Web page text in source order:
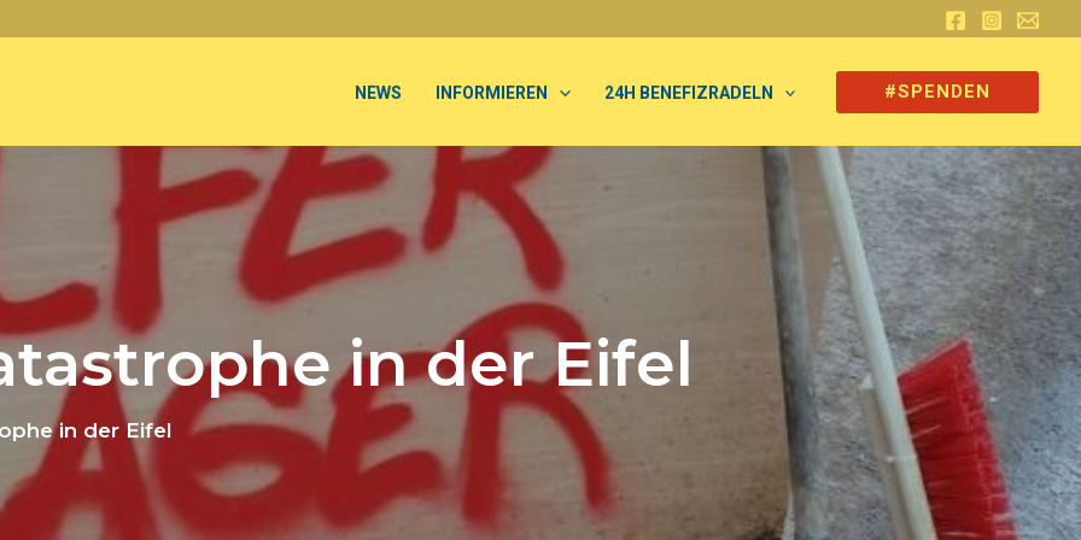
NEWS INFORMIEREN 24H BENEFIZRADELN #SPENDEN
in der Eifel
in der Eifel